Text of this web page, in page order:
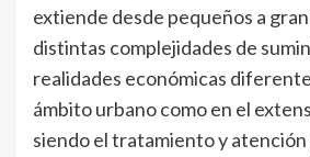
extiende desde pequeños a
distintas complejidades de
realidades económicas
ámbito urbano como en el
siendo el tratamiento y